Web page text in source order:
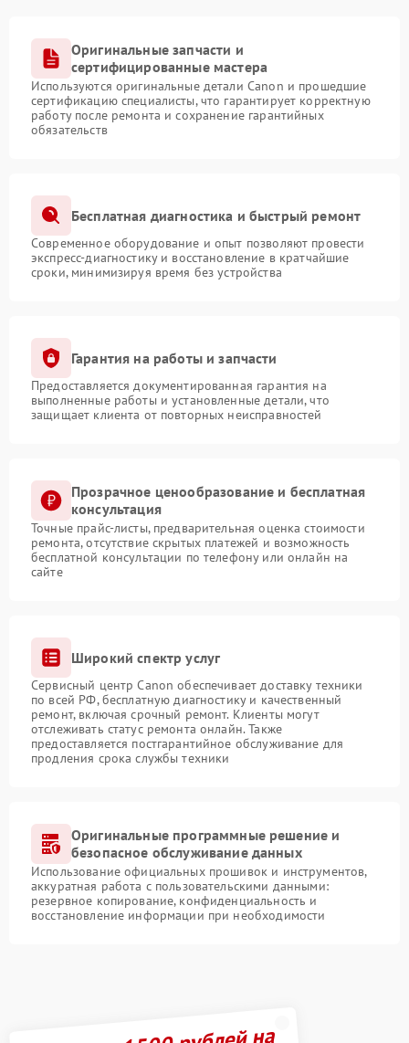
Оригинальные запчасти и
сертифицированные мастера
Используются оригинальные детали Canon и прошедшие
сертификацию специалисты, что гарантирует корректную
работу после ремонта и сохранение гарантийных
обязательств
Бесплатная диагностика и быстрый ремонт
Современное оборудование и опыт позволяют провести
экспресс-диагностику и восстановление в кратчайшие
сроки, минимизируя время без устройства
Гарантия на работы и запчасти
Предоставляется документированная гарантия на
выполненные работы и установленные детали, что
защищает клиента от повторных неисправностей
Прозрачное ценообразование и бесплатная
консультация
Точные прайс-листы, предварительная оценка стоимости
ремонта, отсутствие скрытых платежей и возможность
бесплатной консультации по телефону или онлайн на
сайте
Широкий спектр услуг
Сервисный центр Canon обеспечивает доставку техники
по всей РФ, бесплатную диагностику и качественный
ремонт, включая срочный ремонт. Клиенты могут
отслеживать статус ремонта онлайн. Также
предоставляется постгарантийное обслуживание для
продления срока службы техники
Оригинальные программные решение и
безопасное обслуживание данных
Использование официальных прошивок и инструментов,
аккуратная работа с пользовательскими данными:
резервное копирование, конфиденциальность и
восстановление информации при необходимости